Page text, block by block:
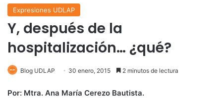
Expresiones UDLAP
Y, después de la
hospitalización… ¿qué?
Blog UDLAP 30 enero, 2015 2 minutos de lectura
Por: Mtra. Ana María Cerezo Bautista.